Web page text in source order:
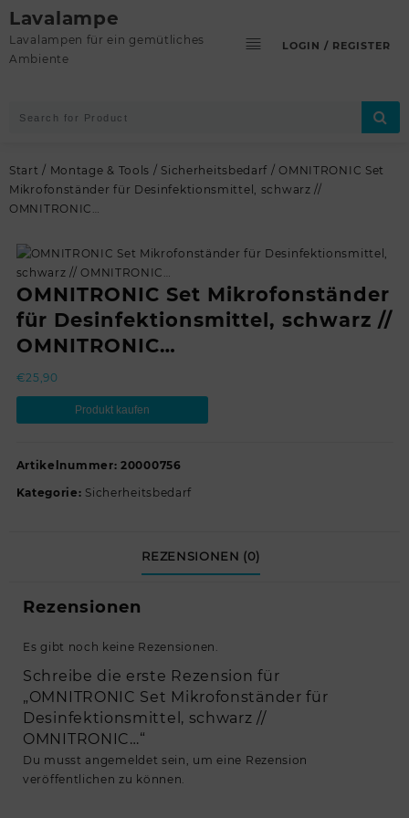
Skip
to
content
Lavalampe
Lavalampen für ein gemütliches
Ambiente
LOGIN / REGISTER
Start / Montage & Tools / Sicherheitsbedarf / OMNITRONIC Set
Mikrofonständer für Desinfektionsmittel, schwarz //
OMNITRONIC…
OMNITRONIC Set Mikrofonständer
für Desinfektionsmittel, schwarz //
OMNITRONIC…
€25,90
Produkt kaufen
Artikelnummer: 20000756
Kategorie: Sicherheitsbedarf
REZENSIONEN (0)
Rezensionen
Es gibt noch keine Rezensionen.
Schreibe die erste Rezension für
„OMNITRONIC Set Mikrofonständer für
Desinfektionsmittel, schwarz //
OMNITRONIC…“
Du musst angemeldet sein, um eine Rezension
veröffentlichen zu können.